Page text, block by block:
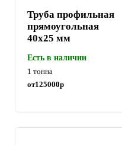
Труба профильная
прямоугольная
40х25 мм
Есть в наличии
1 тонна
от125000р